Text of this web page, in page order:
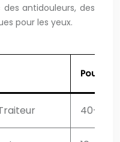
antidouleurs, des
pour les yeux.
40-50%